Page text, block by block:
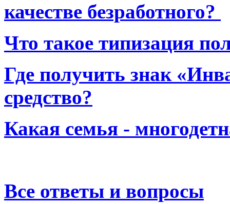
качестве безработного?
Что такое типизация
Где получить знак
средство?
Какая семья -
Все ответы и вопросы